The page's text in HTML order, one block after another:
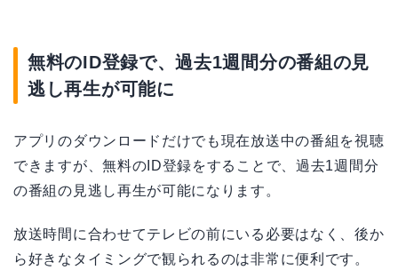
無料のID登録で、過去1週間分の番組の見
逃し再生が可能に
アプリのダウンロードだけでも現在放送中の番組を視聴
できますが、無料のID登録をすることで、過去1週間分
の番組の見逃し再生が可能になります。
放送時間に合わせてテレビの前にいる必要はなく、後か
ら好きなタイミングで観られるのは非常に便利です。